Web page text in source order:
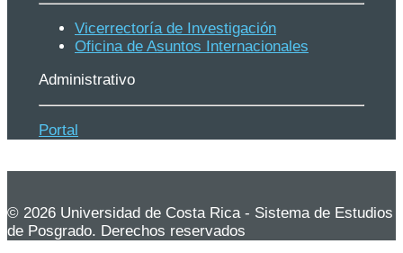
Vicerrectoría de Investigación
Oficina de Asuntos Internacionales
Administrativo
Portal
© 2026 Universidad de Costa Rica - Sistema de Estudios
de Posgrado. Derechos reservados